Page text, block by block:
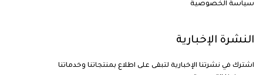
سياسة الخصوصية
النشرة الإخبارية
اشترك في نشرتنا الإخبارية لتبقى على اطلاع بمنتجاتنا وخدماتنا